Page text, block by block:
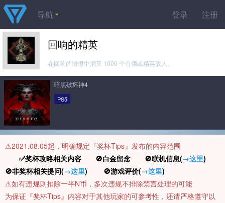
登录 注册
导航
回响的精英
在回响的憎恨中消灭 1000 个首领或精英敌人。
暗黑破坏神4
PS5
⚠️2021.08.05起，明确规定『奖杯Tips』发布的内容范围
✅奖杯攻略相关内容 🚫白金留念 🚫联机信息(→这里)
🚫非奖杯相关提问(→这里) 🚫游戏评价(→这里)
⚠️如有违规则扣除一半N币，多次违规不排除禁言处理的可能
为保证『奖杯Tips』内容对于其他玩家的可参考性，还请严格遵守以